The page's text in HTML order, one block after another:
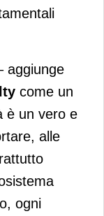
aggiunge
come un
è un vero e
alle
ogni